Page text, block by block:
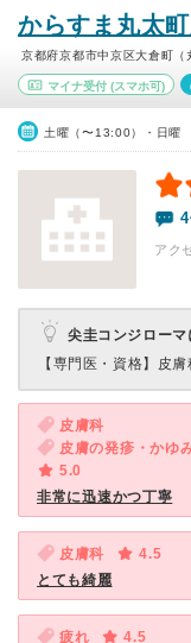
からすま丸太
京都府京都市中京区大倉町（
マイナ受付 (スマホ可)
土曜（〜13:00）・日曜
アク
尖圭コンジローマ
【専門医・資格】 皮膚
皮膚科
皮膚の発疹・かゆ
5.0
非常に迅速かつ丁寧
皮膚科
4.5
とても綺麗
疲れ 4.5